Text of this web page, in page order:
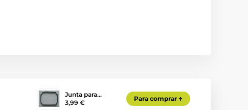
Junta para…
3,99 €
Para comprar